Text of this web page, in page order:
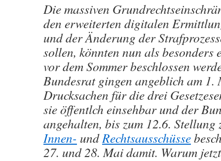
Die massiven
den erweiterten digitalen
und der Änderung der
sollen, könnten nun als
vor dem Sommer beschlossen
Bundesrat gingen angeblich am 1.
Drucksachen für die drei
sie öffentlch einsehbar und der
angehalten, bis zum 12.6. Stellung
Innen- undRechtsausschüsse
27. und 28. Mai damit. Warum